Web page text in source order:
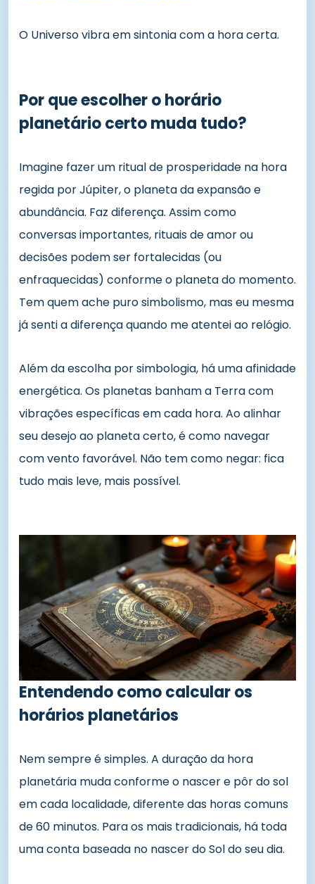
O Universo vibra em sintonia com a hora certa.
Por que escolher o horário
planetário certo muda tudo?
Imagine fazer um ritual de prosperidade na hora
regida por Júpiter, o planeta da expansão e
abundância. Faz diferença. Assim como
conversas importantes, rituais de amor ou
decisões podem ser fortalecidas (ou
enfraquecidas) conforme o planeta do momento.
Tem quem ache puro simbolismo, mas eu mesma
já senti a diferença quando me atentei ao relógio.
Além da escolha por simbologia, há uma afinidade
energética. Os planetas banham a Terra com
vibrações específicas em cada hora. Ao alinhar
seu desejo ao planeta certo, é como navegar
com vento favorável. Não tem como negar: fica
tudo mais leve, mais possível.
Entendendo como calcular os
horários planetários
Nem sempre é simples. A duração da hora
planetária muda conforme o nascer e pôr do sol
em cada localidade, diferente das horas comuns
de 60 minutos. Para os mais tradicionais, há toda
uma conta baseada no nascer do Sol do seu dia.